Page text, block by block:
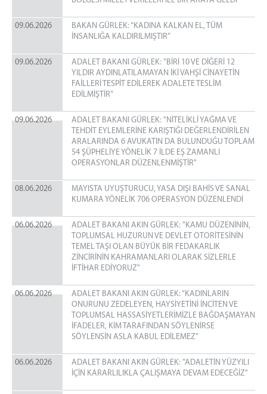
09.06.2026
BAKAN GÜRLEK: “KADINA KALKAN EL, TÜM
İNSANLIĞA KALDIRILMIŞTIR”
09.06.2026
ADALET BAKANI GÜRLEK: "BİRİ 10 VE DİĞERİ 12
YILDIR AYDINLATILAMAYAN İKİ VAHŞİ CİNAYETİN
FAİLLERİ TESPİT EDİLEREK ADALETE TESLİM
EDİLMİŞTİR"
09.06.2026
ADALET BAKANI GÜRLEK: "NİTELİKLİ YAĞMA VE
TEHDİT EYLEMLERİNE KARIŞTIĞI DEĞERLENDİRİLEN
ARALARINDA 6 AVUKATIN DA BULUNDUĞU TOPLAM
54 ŞÜPHELİYE YÖNELİK 7 İLDE EŞ ZAMANLI
OPERASYONLAR DÜZENLENMİŞTİR"
08.06.2026
MAYISTA UYUŞTURUCU, YASA DIŞI BAHİS VE SANAL
KUMARA YÖNELİK 706 OPERASYON DÜZENLENDİ
06.06.2026
ADALET BAKANI AKIN GÜRLEK: "KAMU DÜZENİNİN,
TOPLUMSAL HUZURUN VE DEVLET OTORİTESİNİN
TEMEL TAŞI OLAN BÜYÜK BİR FEDAKARLIK
ZİNCİRİNİN KAHRAMANLARI OLARAK SİZLERLE
İFTİHAR EDİYORUZ"
06.06.2026
ADALET BAKANI AKIN GÜRLEK: “KADINLARIN
ONURUNU ZEDELEYEN, HAYSİYETİNİ İNCİTEN VE
TOPLUMSAL HASSASİYETLERİMİZLE BAĞDAŞMAYAN
İFADELER, KİM TARAFINDAN SÖYLENİRSE
SÖYLENSİN ASLA KABUL EDİLEMEZ”
06.06.2026
ADALET BAKANI AKIN GÜRLEK: "ADALETİN YÜZYILI
İÇİN KARARLILIKLA ÇALIŞMAYA DEVAM EDECEĞİZ"